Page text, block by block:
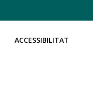
ACCESSIBILITAT